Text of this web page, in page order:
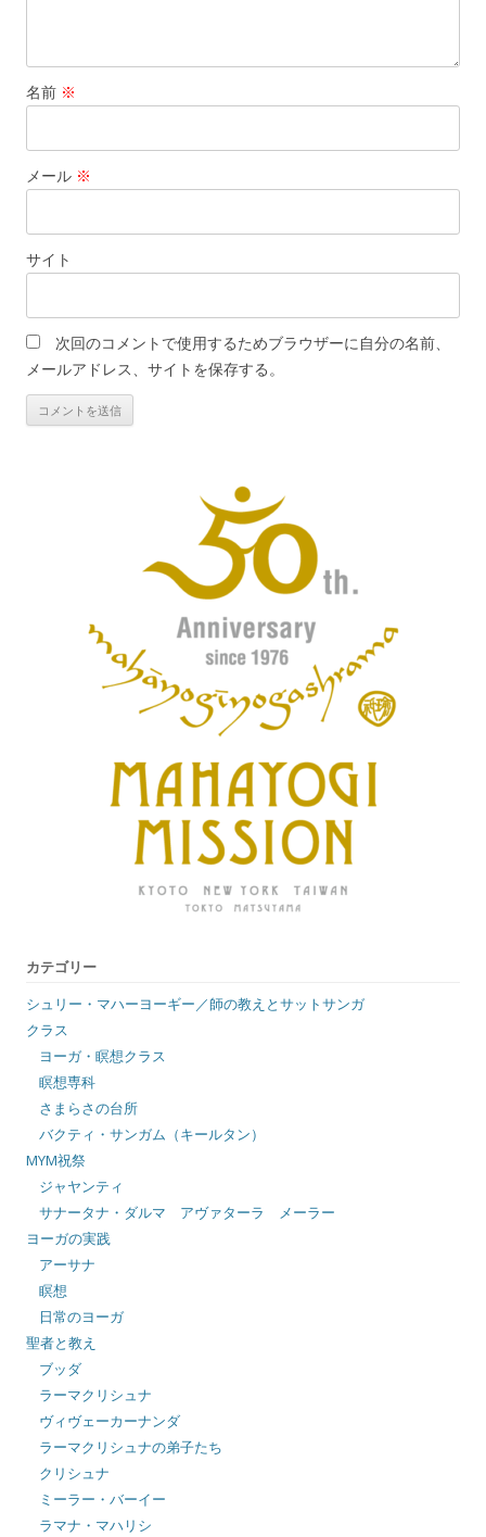
名前 ※
メール ※
サイト
次回のコメントで使用するためブラウザーに自分の名前、
メールアドレス、サイトを保存する。
カテゴリー
シュリー・マハーヨーギー／師の教えとサットサンガ
クラス
ヨーガ・瞑想クラス
瞑想専科
さまらさの台所
バクティ・サンガム（キールタン）
MYM祝祭
ジャヤンティ
サナータナ・ダルマ アヴァターラ メーラー
ヨーガの実践
アーサナ
瞑想
日常のヨーガ
聖者と教え
ブッダ
ラーマクリシュナ
ヴィヴェーカーナンダ
ラーマクリシュナの弟子たち
クリシュナ
ミーラー・バーイー
ラマナ・マハリシ